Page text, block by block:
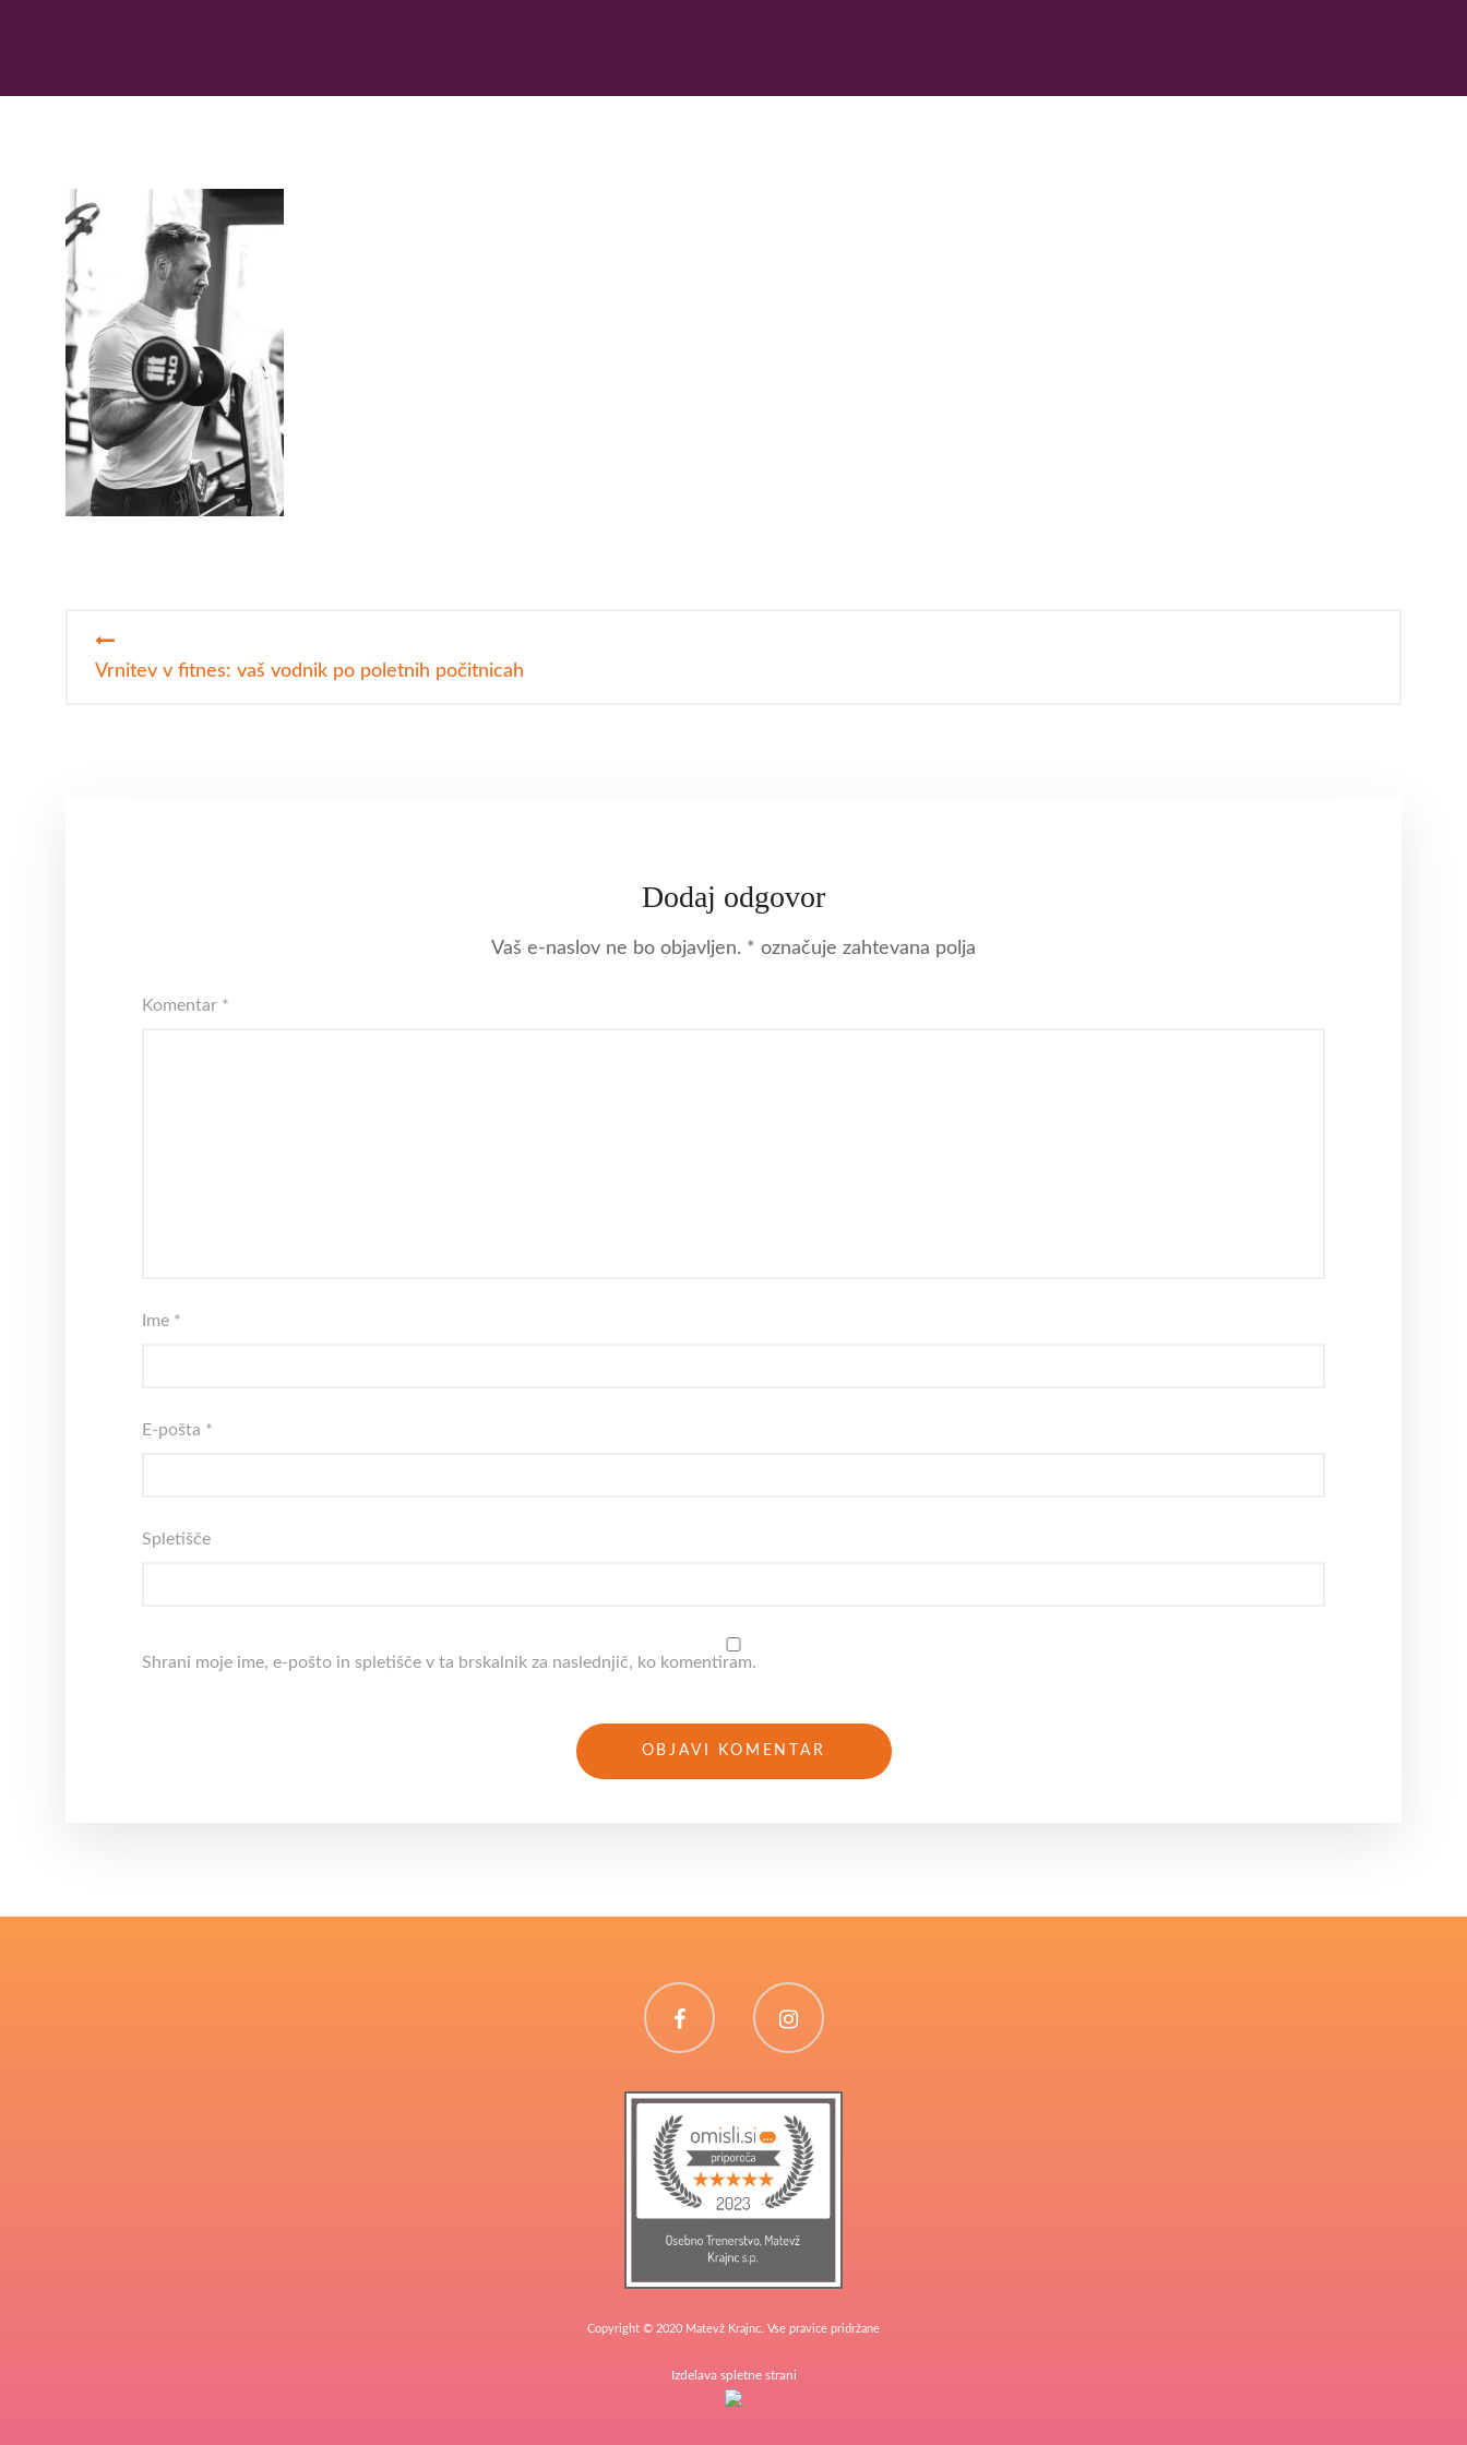
Navigacija
prispevka
Vrnitev v fitnes: vaš vodnik po poletnih počitnicah
Dodaj odgovor
Vaš e-naslov ne bo objavljen. * označuje zahtevana polja
Komentar *
Ime *
E-pošta *
Spletišče
Shrani moje ime, e-pošto in spletišče v ta brskalnik za naslednjič, ko komentiram.
Facebook Instagram
Copyright © 2020 Matevž Krajnc. Vse pravice pridržane
Izdelava spletne strani